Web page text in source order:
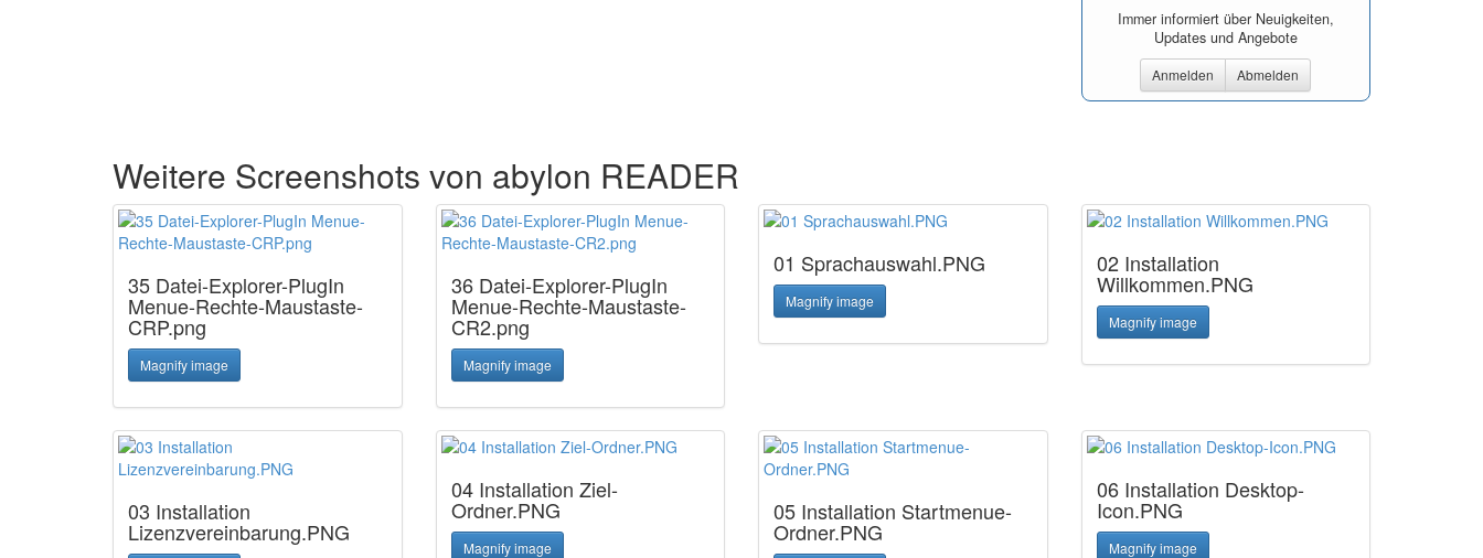
Immer informiert über Neuigkeiten,
Updates und Angebote
Anmelden Abmelden
Weitere Screenshots von abylon READER
35 Datei-Explorer-PlugIn
Menue-Rechte-Maustaste-
CRP.png
Magnify image
36 Datei-Explorer-PlugIn
Menue-Rechte-Maustaste-
CR2.png
Magnify image
01 Sprachauswahl.PNG
Magnify image
02 Installation
Willkommen.PNG
Magnify image
03 Installation
Lizenzvereinbarung.PNG
04 Installation Ziel-
Ordner.PNG
Magnify image
05 Installation Startmenue-
Ordner.PNG
06 Installation Desktop-
Icon.PNG
Magnify image